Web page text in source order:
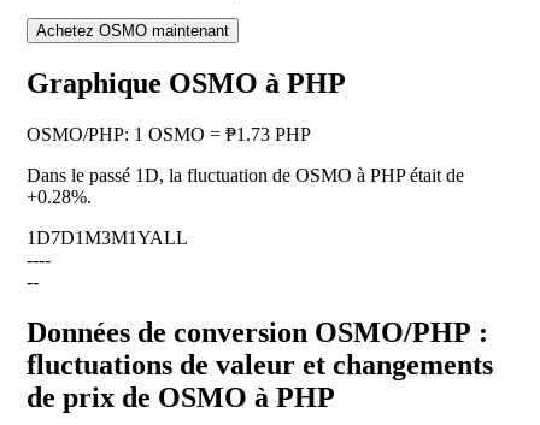
Achetez OSMO maintenant
Graphique OSMO à PHP
OSMO/PHP: 1 OSMO = ₱1.73 PHP
Dans le passé 1D, la fluctuation de OSMO à PHP était de
+0.28%.
1D7D1M3M1YALL
----
--
Données de conversion OSMO/PHP :
fluctuations de valeur et changements
de prix de OSMO à PHP